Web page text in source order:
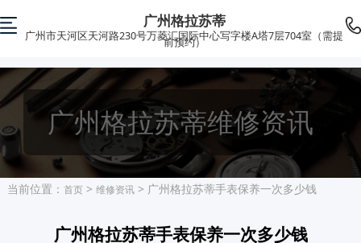
广州格拉苏蒂
广州市天河区天河路230号万菱汇国际中心写字楼A塔7层704室（需提
前预约）
广州格拉苏蒂维修资讯
当前位置： 首页> 维修资讯> 广州格拉苏蒂手表保养一次多少钱
广州格拉苏蒂手表保养一次多少钱